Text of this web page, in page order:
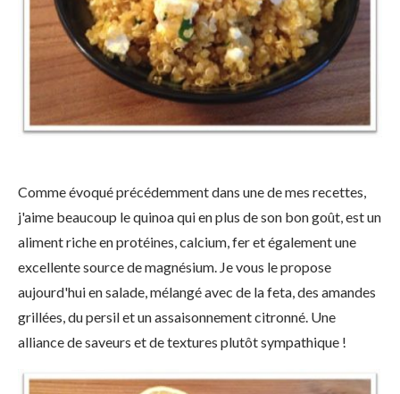
Comme évoqué précédemment dans une de mes recettes,
j'aime beaucoup le quinoa qui en plus de son bon goût, est un
aliment riche en protéines, calcium, fer et également une
excellente source de magnésium. Je vous le propose
aujourd'hui en salade, mélangé avec de la feta, des amandes
grillées, du persil et un assaisonnement citronné. Une
alliance de saveurs et de textures plutôt sympathique !